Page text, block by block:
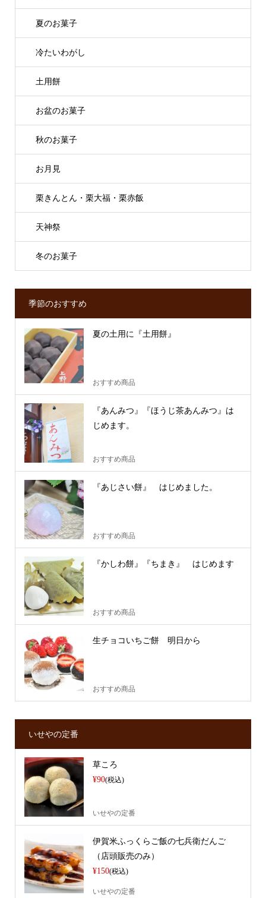
夏のお菓子
冷たいわがし
土用餅
お盆のお菓子
秋のお菓子
お月見
栗きんとん・栗大福・栗赤飯
天神祭
冬のお菓子
季節のおすすめ
夏の土用に『土用餅』
おすすめ商品
『あんみつ』『ほうじ茶あんみつ』は
じめます。
おすすめ商品
『あじさい餅』 はじめました。
おすすめ商品
『かしわ餅』『ちまき』 はじめます
おすすめ商品
生チョコいちご餅 明日から
おすすめ商品
いせやの定番
草ころ
¥90(税込)
いせやの定番
伊賀米ふっくらご飯の七兵衛だんご
（店頭販売のみ）
¥150(税込)
いせやの定番